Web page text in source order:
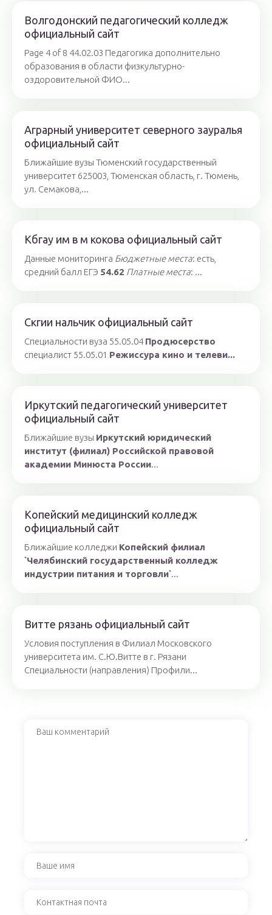
Волгодонский педагогический колледж
официальный сайт
Page 4 of 8 44.02.03 Педагогика дополнительно
образования в области физкультурно-
оздоровительной ФИО...
Аграрный университет северного зауралья
официальный сайт
Ближайшие вузы Тюменский государственный
университет 625003, Тюменская область, г. Тюмень,
ул. Семакова,...
Кбгау им в м кокова официальный сайт
Данные мониторинга Бюджетные места: есть,
средний балл ЕГЭ 54.62 Платные места: ...
Скгии нальчик официальный сайт
Специальности вуза 55.05.04Продюсерство
специалист 55.05.01 Режиссура кино и телеви...
Иркутский педагогический университет
официальный сайт
Ближайшие вузы Иркутский юридический
институт (филиал) Российской правовой
академии Минюста России...
Копейский медицинский колледж
официальный сайт
Ближайшие колледжи Копейский филиал
`Челябинский государственный колледж
индустрии питания и торговли`...
Витте рязань официальный сайт
Условия поступления в Филиал Московского
университета им. С.Ю.Витте в г. Рязани
Специальности (направления) Профили...